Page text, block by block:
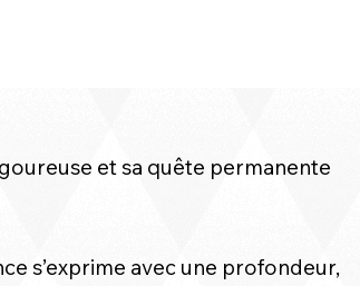
et sa quête permanente
s’exprime avec une profondeur,